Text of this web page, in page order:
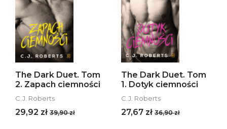
The Dark Duet. Tom
2. Zapach ciemności
C.J. Roberts
29,92 zł 39,90 zł
The Dark Duet. Tom
1. Dotyk ciemności
C.J. Roberts
27,67 zł 36,90 zł